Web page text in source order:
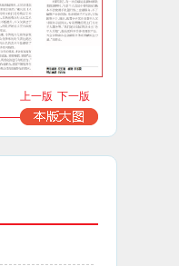
上一版 下一版